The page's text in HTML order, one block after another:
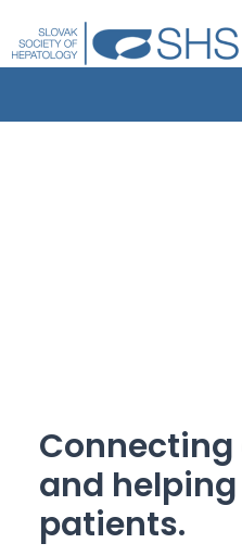
Connecting
and helping
patients.